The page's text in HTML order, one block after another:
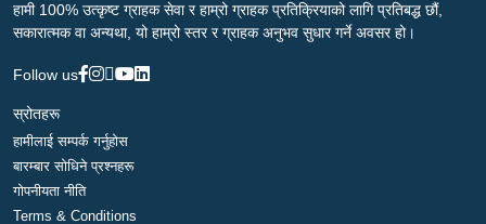
हामी 100% उत्कृष्ट ग्राहक सेवा र हाम्रो ग्राहक प्रतिक्रियाको लागि प्रतिबद्ध छौं,
सकारात्मक वा अन्यथा, यो हाम्रो स्तर र ग्राहक अनुभव सुधार गर्ने अवसर हो।
Follow us
स्रोतहरू
हामीलाई सम्पर्क गर्नुहोस
बारम्बार सोधिने प्रश्नहरू
गोपनीयता नीति
Terms & Conditions